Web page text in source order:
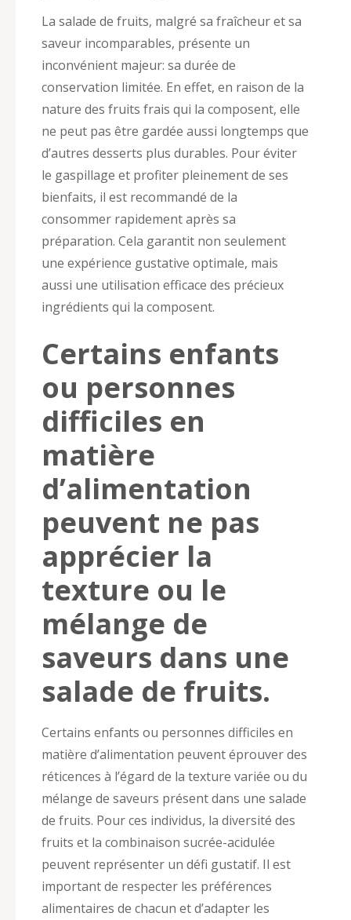
La salade de fruits, malgré sa fraîcheur et sa
saveur incomparables, présente un
inconvénient majeur: sa durée de
conservation limitée. En effet, en raison de la
nature des fruits frais qui la composent, elle
ne peut pas être gardée aussi longtemps que
d’autres desserts plus durables. Pour éviter
le gaspillage et profiter pleinement de ses
bienfaits, il est recommandé de la
consommer rapidement après sa
préparation. Cela garantit non seulement
une expérience gustative optimale, mais
aussi une utilisation efficace des précieux
ingrédients qui la composent.
Certains enfants
ou personnes
difficiles en
matière
d’alimentation
peuvent ne pas
apprécier la
texture ou le
mélange de
saveurs dans une
salade de fruits.
Certains enfants ou personnes difficiles en
matière d’alimentation peuvent éprouver des
réticences à l’égard de la texture variée ou du
mélange de saveurs présent dans une salade
de fruits. Pour ces individus, la diversité des
fruits et la combinaison sucrée-acidulée
peuvent représenter un défi gustatif. Il est
important de respecter les préférences
alimentaires de chacun et d’adapter les